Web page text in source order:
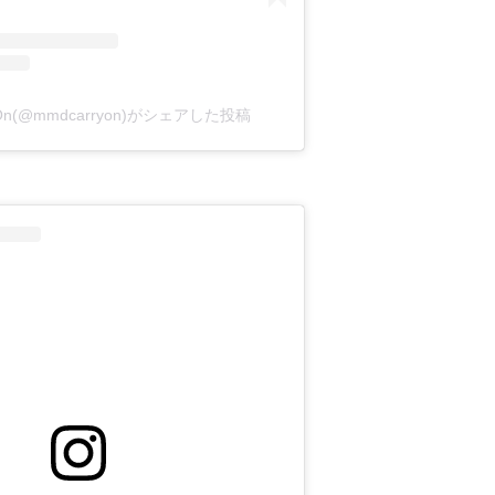
がシェアした投稿